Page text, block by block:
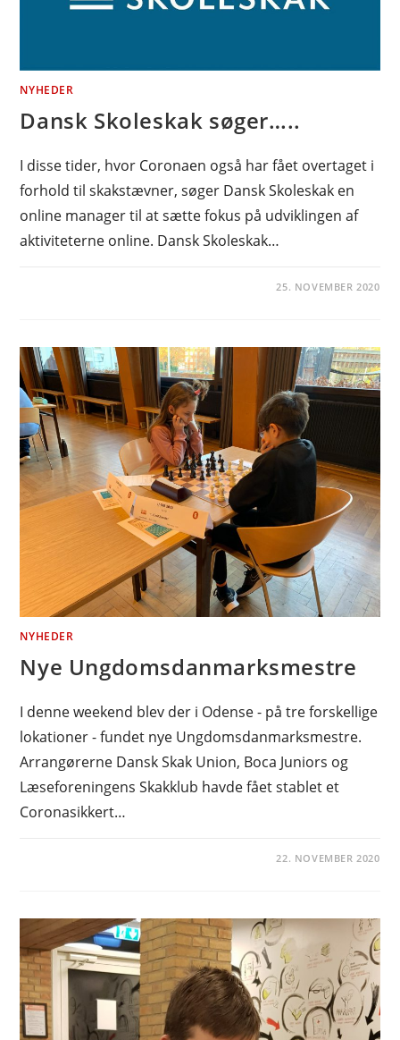
NYHEDER
Dansk Skoleskak søger…..
I disse tider, hvor Coronaen også har fået overtaget i
forhold til skakstævner, søger Dansk Skoleskak en
online manager til at sætte fokus på udviklingen af
aktiviteterne online. Dansk Skoleskak…
25. NOVEMBER 2020
NYHEDER
Nye Ungdomsdanmarksmestre
I denne weekend blev der i Odense - på tre forskellige
lokationer - fundet nye Ungdomsdanmarksmestre.
Arrangørerne Dansk Skak Union, Boca Juniors og
Læseforeningens Skakklub havde fået stablet et
Coronasikkert…
22. NOVEMBER 2020